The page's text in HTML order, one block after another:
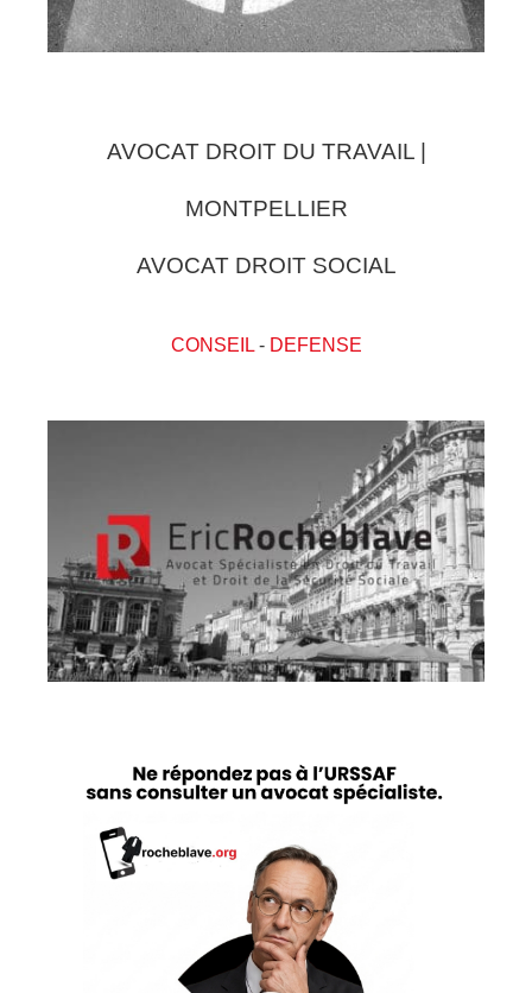
AVOCAT DROIT DU TRAVAIL |
MONTPELLIER
AVOCAT DROIT SOCIAL
CONSEIL- DEFENSE